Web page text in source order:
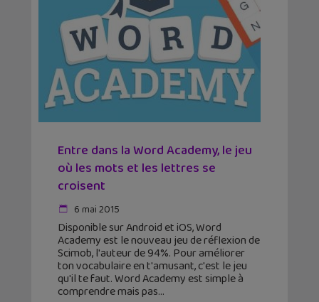
Entre dans la Word Academy, le jeu
où les mots et les lettres se
croisent
6 mai 2015
Disponible sur Android et iOS, Word
Academy est le nouveau jeu de réflexion de
Scimob, l'auteur de 94%. Pour améliorer
ton vocabulaire en t'amusant, c'est le jeu
qu'il te faut. Word Academy est simple à
comprendre mais pas